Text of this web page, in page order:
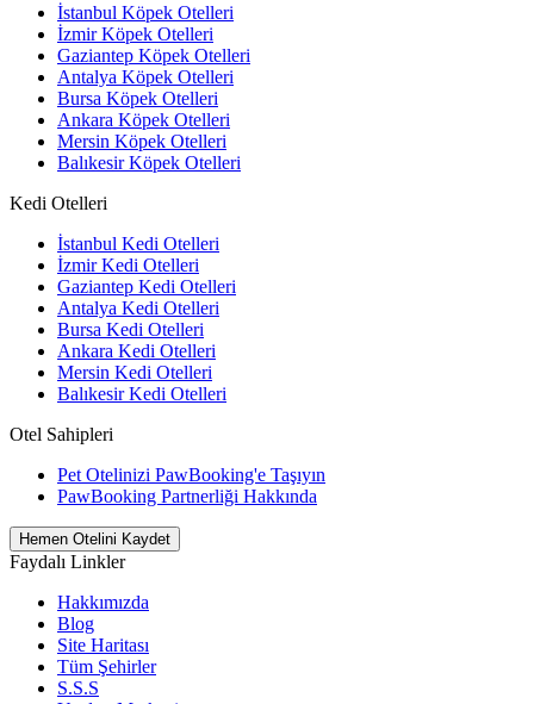
İstanbul Köpek Otelleri
İzmir Köpek Otelleri
Gaziantep Köpek Otelleri
Antalya Köpek Otelleri
Bursa Köpek Otelleri
Ankara Köpek Otelleri
Mersin Köpek Otelleri
Balıkesir Köpek Otelleri
Kedi Otelleri
İstanbul Kedi Otelleri
İzmir Kedi Otelleri
Gaziantep Kedi Otelleri
Antalya Kedi Otelleri
Bursa Kedi Otelleri
Ankara Kedi Otelleri
Mersin Kedi Otelleri
Balıkesir Kedi Otelleri
Otel Sahipleri
Pet Otelinizi PawBooking'e Taşıyın
PawBooking Partnerliği Hakkında
Hemen Otelini Kaydet
Faydalı Linkler
Hakkımızda
Blog
Site Haritası
Tüm Şehirler
S.S.S